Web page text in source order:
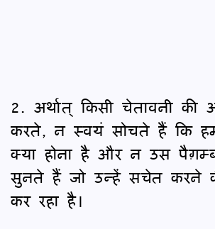
2. अर्थात् किसी चेतावनी की
करते, न स्वयं सोचते हैं कि
क्या होना है और न उस
सुनते हैं जो उन्हें सचेत करने
कर रहा है।